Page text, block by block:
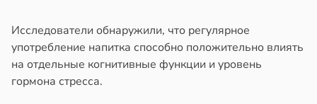
Исследователи обнаружили, что регулярное
употребление напитка способно положительно влиять
на отдельные когнитивные функции и уровень
гормона стресса.